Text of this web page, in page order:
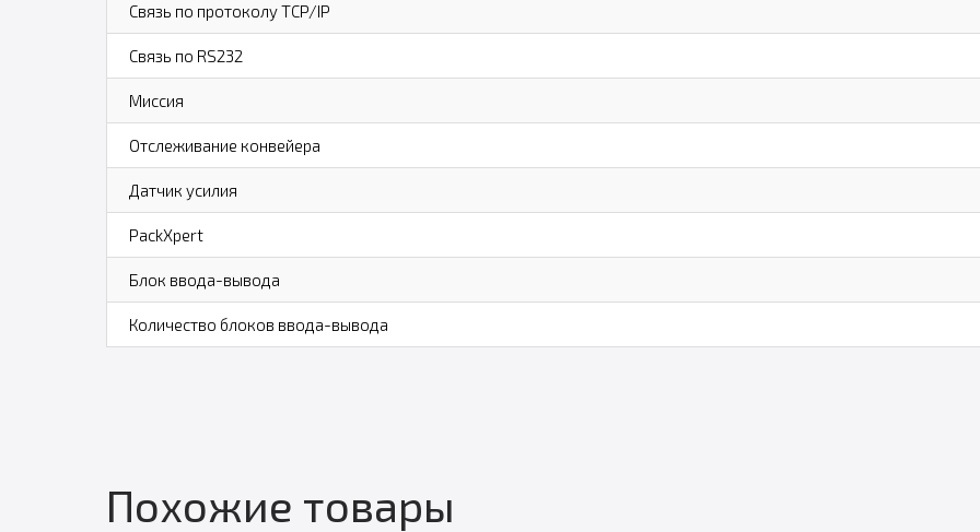
Связь по протоколу TCP/IP
Связь по RS232
Миссия
Отслеживание конвейера
Датчик усилия
PackXpert
Блок ввода-вывода
Количество блоков ввода-вывода
Похожие товары